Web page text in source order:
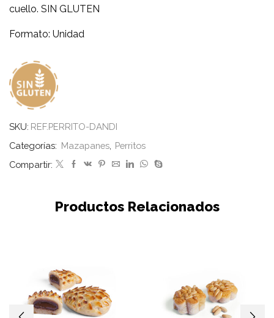
cuello. SIN GLUTEN
Formato: Unidad
SKU: REF.PERRITO-DANDI
Categorías: Mazapanes Perritos
Compartir:
Productos Relacionados